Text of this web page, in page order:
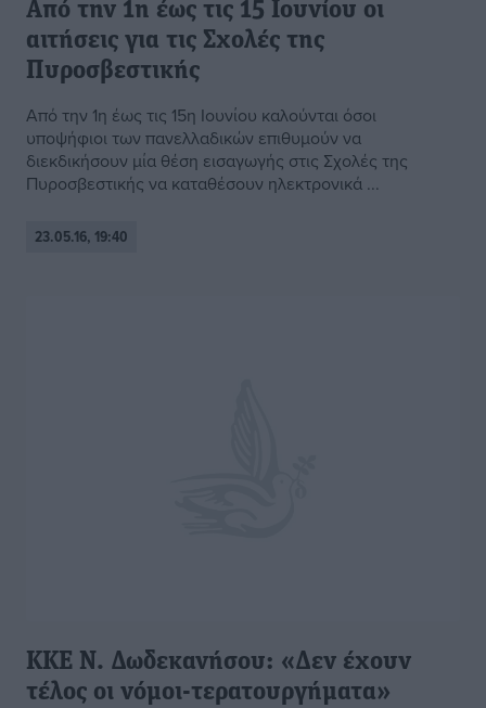
Από την 1η έως τις 15 Ιουνίου οι
αιτήσεις για τις Σχολές της
Πυροσβεστικής
Από την 1η έως τις 15η Ιουνίου καλούνται όσοι
υποψήφιοι των πανελλαδικών επιθυμούν να
διεκδικήσουν μία θέση εισαγωγής στις Σχολές της
Πυροσβεστικής να καταθέσουν ηλεκτρονικά ...
23.05.16, 19:40
ΚΚΕ Ν. Δωδεκανήσου: «Δεν έχουν
τέλος οι νόμοι-τερατουργήματα»